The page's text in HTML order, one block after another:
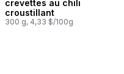
crevettes au chili
croustillant
300 g, 4,33 $/100g